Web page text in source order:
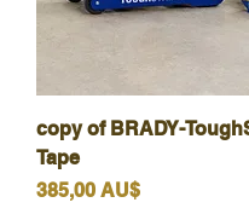
copy of BRADY-
Tape
Giá
385,00 AU$